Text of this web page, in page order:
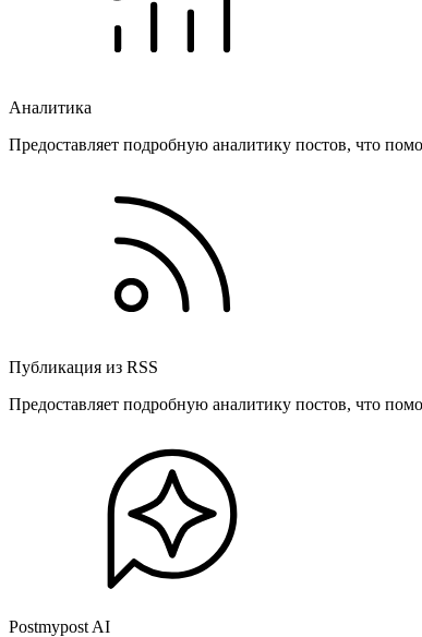
Аналитика
Предоставляет подробную аналитику постов, что
Публикация из RSS
Предоставляет подробную аналитику постов, что
Postmypost AI